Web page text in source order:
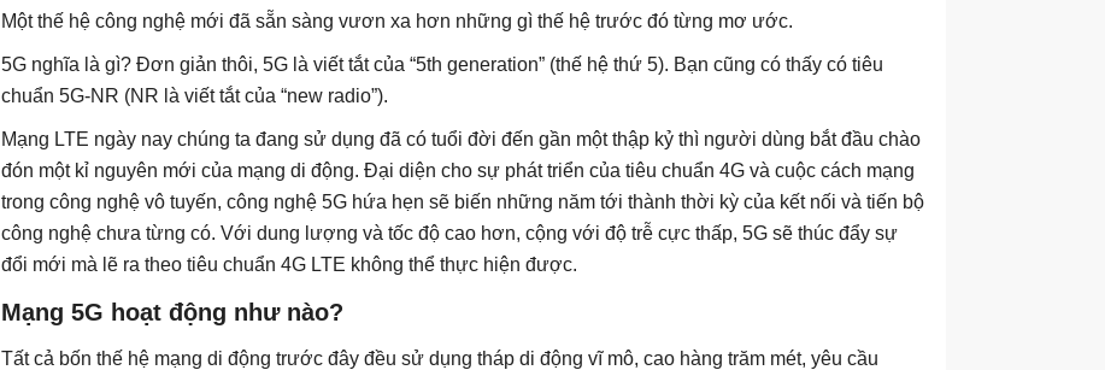
Một thế hệ công nghệ mới đã sẵn sàng vươn xa hơn những gì thế hệ trước đó từng mơ ước.
5G nghĩa là gì? Đơn giản thôi, 5G là viết tắt của “5th generation” (thế hệ thứ 5). Bạn cũng có thấy có tiêu
chuẩn 5G-NR (NR là viết tắt của “new radio”).
Mạng LTE ngày nay chúng ta đang sử dụng đã có tuổi đời đến gần một thập kỷ thì người dùng bắt đầu chào
đón một kỉ nguyên mới của mạng di động. Đại diện cho sự phát triển của tiêu chuẩn 4G và cuộc cách mạng
trong công nghệ vô tuyến, công nghệ 5G hứa hẹn sẽ biến những năm tới thành thời kỳ của kết nối và tiến bộ
công nghệ chưa từng có. Với dung lượng và tốc độ cao hơn, cộng với độ trễ cực thấp, 5G sẽ thúc đẩy sự
đổi mới mà lẽ ra theo tiêu chuẩn 4G LTE không thể thực hiện được.
Mạng 5G hoạt động như nào?
Tất cả bốn thế hệ mạng di động trước đây đều sử dụng tháp di động vĩ mô, cao hàng trăm mét, yêu cầu